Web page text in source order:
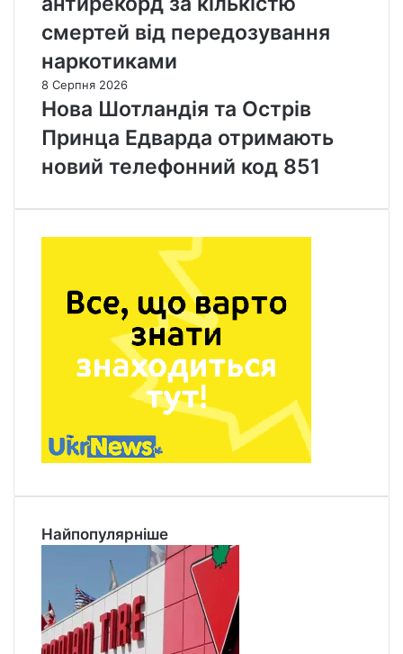
смертей від передозування
наркотиками
8 Серпня 2026
Нова Шотландія та Острів
Принца Едварда отримають
новий телефонний код 851
Найпопулярніше